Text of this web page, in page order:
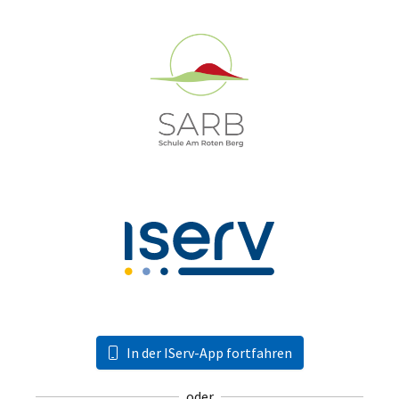
In der IServ-App fortfahren